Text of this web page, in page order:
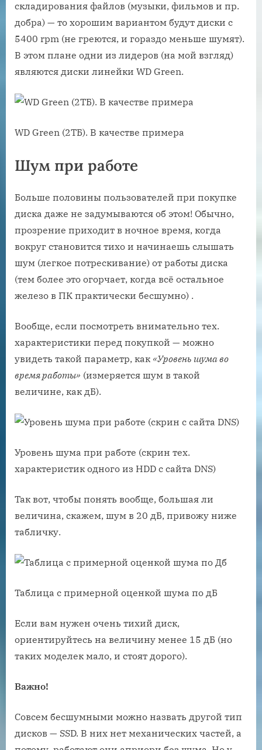
складирования файлов (музыки, фильмов и пр.
добра) — то хорошим вариантом будут диски с
5400 rpm (не греются, и гораздо меньше шумят).
В этом плане одни из лидеров (на мой взгляд)
являются диски линейки WD Green.
WD Green (2ТБ). В качестве примера
Шум при работе
Больше половины пользователей при покупке
диска даже не задумываются об этом! Обычно,
прозрение приходит в ночное время, когда
вокруг становится тихо и начинаешь слышать
шум (легкое потрескивание) от работы диска
(тем более это огорчает, когда всё остальное
железо в ПК практически бесшумно) .
Вообще, если посмотреть внимательно тех.
характеристики перед покупкой — можно
увидеть такой параметр, как «Уровень шума во
время работы» (измеряется шум в такой
величине, как дБ).
Уровень шума при работе (скрин тех.
характеристик одного из HDD с сайта DNS)
Так вот, чтобы понять вообще, большая ли
величина, скажем, шум в 20 дБ, привожу ниже
табличку.
Таблица с примерной оценкой шума по дБ
Если вам нужен очень тихий диск,
ориентируйтесь на величину менее 15 дБ (но
таких моделек мало, и стоят дорого).
Важно!
Совсем бесшумными можно назвать другой тип
дисков — SSD. В них нет механических частей, а